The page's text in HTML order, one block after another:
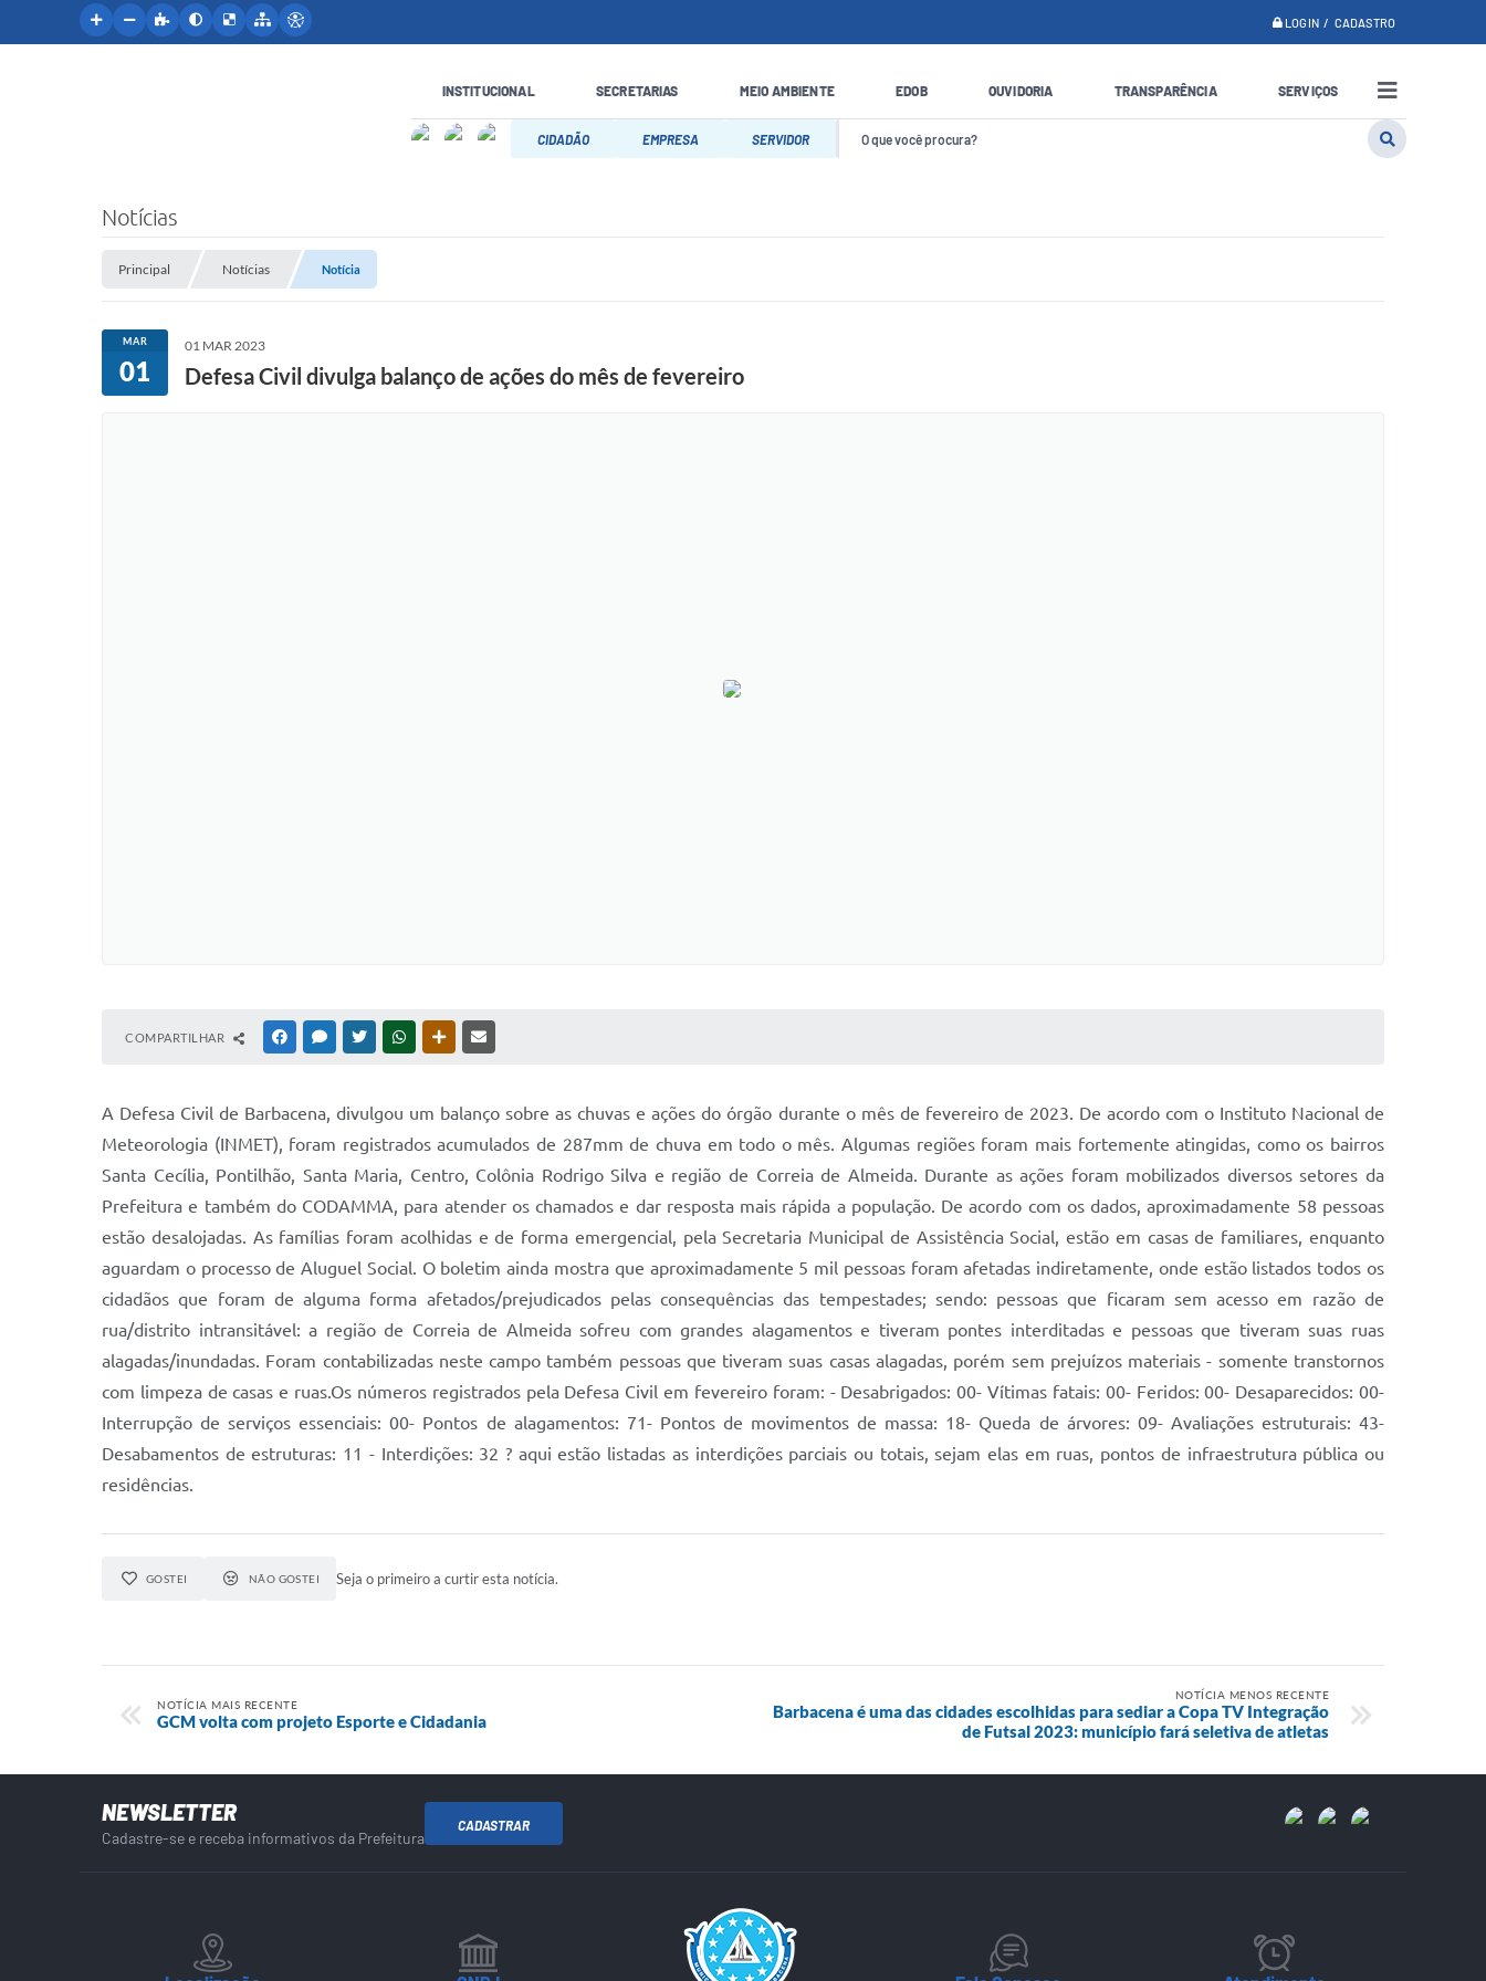
LOGIN / CADASTRO
INSTITUCIONAL SECRETARIAS MEIO AMBIENTE EDOB OUVIDORIA TRANSPARÊNCIA SERVIÇOS
CIDADÃO EMPRESA SERVIDOR
Notícias
Principal Notícias Notícia
MAR
01
01 MAR 2023
Defesa Civil divulga balanço de ações do mês de fevereiro
COMPARTILHAR FACEBOOKMESSENGER
TWITTERWHATSAPPOUTRAS MÍDIAS
A Defesa Civil de Barbacena, divulgou um balanço sobre as chuvas e ações do órgão durante o mês de fevereiro de 2023. De acordo com o Instituto Nacional de
Meteorologia (INMET), foram registrados acumulados de 287mm de chuva em todo o mês. Algumas regiões foram mais fortemente atingidas, como os bairros
Santa Cecília, Pontilhão, Santa Maria, Centro, Colônia Rodrigo Silva e região de Correia de Almeida. Durante as ações foram mobilizados diversos setores da
Prefeitura e também do CODAMMA, para atender os chamados e dar resposta mais rápida a população. De acordo com os dados, aproximadamente 58 pessoas
estão desalojadas. As famílias foram acolhidas e de forma emergencial, pela Secretaria Municipal de Assistência Social, estão em casas de familiares, enquanto
aguardam o processo de Aluguel Social. O boletim ainda mostra que aproximadamente 5 mil pessoas foram afetadas indiretamente, onde estão listados todos os
cidadãos que foram de alguma forma afetados/prejudicados pelas consequências das tempestades; sendo: pessoas que ficaram sem acesso em razão de
rua/distrito intransitável: a região de Correia de Almeida sofreu com grandes alagamentos e tiveram pontes interditadas e pessoas que tiveram suas ruas
alagadas/inundadas. Foram contabilizadas neste campo também pessoas que tiveram suas casas alagadas, porém sem prejuízos materiais - somente transtornos
com limpeza de casas e ruas.Os números registrados pela Defesa Civil em fevereiro foram: - Desabrigados: 00- Vítimas fatais: 00- Feridos: 00- Desaparecidos: 00-
Interrupção de serviços essenciais: 00- Pontos de alagamentos: 71- Pontos de movimentos de massa: 18- Queda de árvores: 09- Avaliações estruturais: 43-
Desabamentos de estruturas: 11 - Interdições: 32 ? aqui estão listadas as interdições parciais ou totais, sejam elas em ruas, pontos de infraestrutura pública ou
residências.
GOSTEI NÃO GOSTEI Seja o primeiro a curtir esta notícia.
NOTÍCIA MAIS RECENTE
GCM volta com projeto Esporte e Cidadania
NOTÍCIA MENOS RECENTE
Barbacena é uma das cidades escolhidas para sediar a Copa TV Integração
de Futsal 2023: município fará seletiva de atletas
NEWSLETTER
Cadastre-se e receba informativos da Prefeitura
CADASTRAR